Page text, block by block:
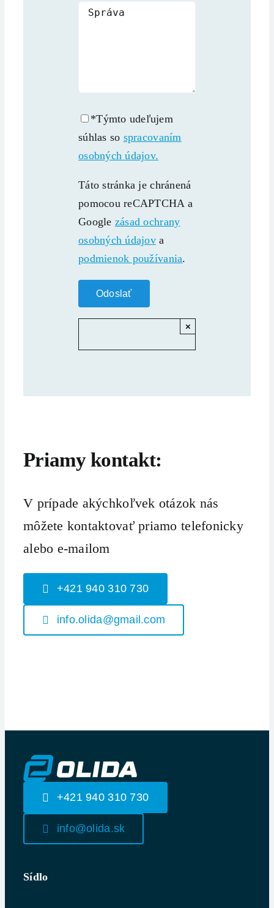
*Týmto udeľujem
súhlas so spracovaním
osobných údajov.
Táto stránka je chránená
pomocou reCAPTCHA a
Google zásad ochrany
osobných údajov a
podmienok používania.
×
Priamy kontakt:
V prípade akýchkoľvek otázok nás
môžete kontaktovať priamo telefonicky
alebo e-mailom
+421 940 310 730
info.olida@gmail.com
+421 940 310 730
info@olida.sk
Sídlo